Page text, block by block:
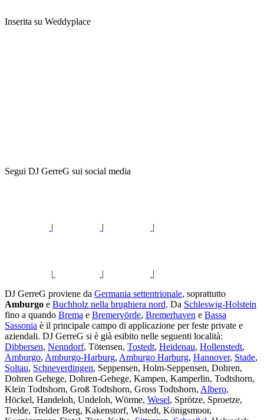
Inserita su Weddyplace
Segui DJ GerreG sui social media
| | |
| |
|
DJ GerreG proviene da Germania settentrionale, soprattutto
Amburgo e Buchholz nella brughiera nord. Da Schleswig-Holstein
fino a quando Brema e Bremervörde, Bremerhaven e Bassa
Sassonia è il principale campo di applicazione per feste private e
aziendali. DJ GerreG si è già esibito nelle seguenti località:
Dibbersen, Nenndorf, Tötensen, Tostedt, Heidenau, Hollenstedt,
Amburgo, Amburgo-Harburg, Amburgo Harburg, Hannover, Stade,
Soltau, Schneverdingen, Seppensen, Holm-Seppensen, Dohren,
Dohren Gehege, Dohren-Gehege, Kampen, Kamperlin, Todtshorn,
Klein Todtshorn, Groß Todtshorn, Gross Todtshorn, Albero,
Höckel, Handeloh, Undeloh, Wörme, Wesel, Sprötze, Sproetze,
Trelde, Trelder Berg, Kakenstorf, Wistedt, Königsmoor,